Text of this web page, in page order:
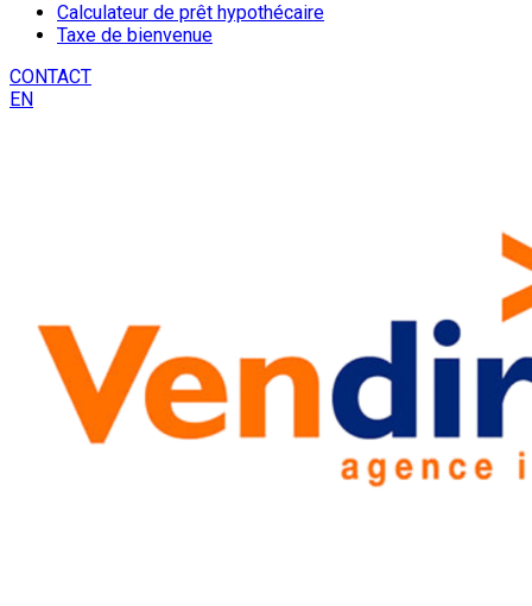
Calculateur de prêt hypothécaire
Taxe de bienvenue
CONTACT
EN